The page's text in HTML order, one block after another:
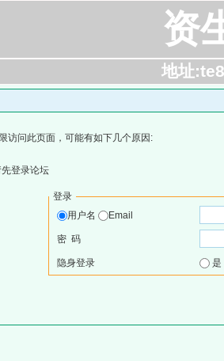
资
地址
访问此页面，可能有如下几个原因:
登录论坛
登录
用户名
Email
密 码
隐身登录